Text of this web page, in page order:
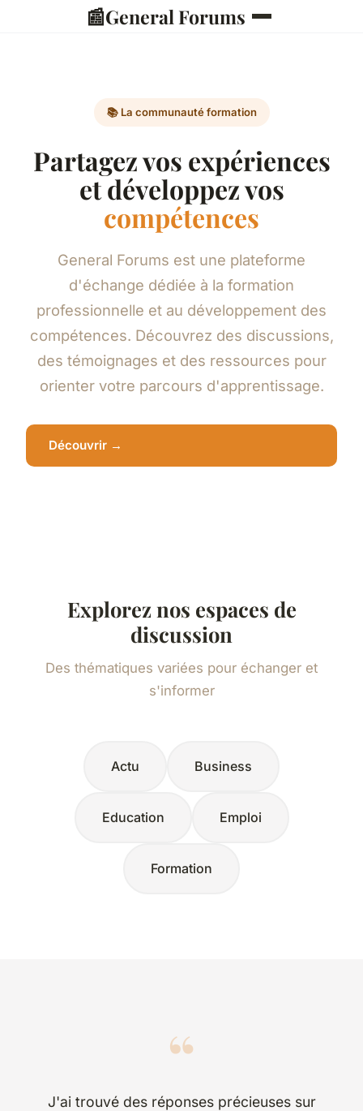
📰General Forums
📚 La communauté formation
Partagez vos expériences
et développez vos
compétences
General Forums est une plateforme
d'échange dédiée à la formation
professionnelle et au développement des
compétences. Découvrez des discussions,
des témoignages et des ressources pour
orienter votre parcours d'apprentissage.
Découvrir →
Explorez nos espaces de
discussion
Des thématiques variées pour échanger et
s'informer
Actu Business
Education Emploi
Formation
“
J'ai trouvé des réponses précieuses sur